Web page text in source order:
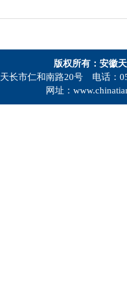
版权所有：安徽
长市仁和南路20号 电话：
网址：